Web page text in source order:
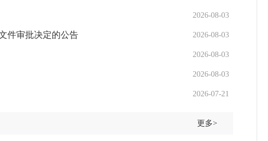
2026-08-03
2026-08-03
件审批决定的公告
2026-08-03
2026-08-03
2026-07-21
更多>